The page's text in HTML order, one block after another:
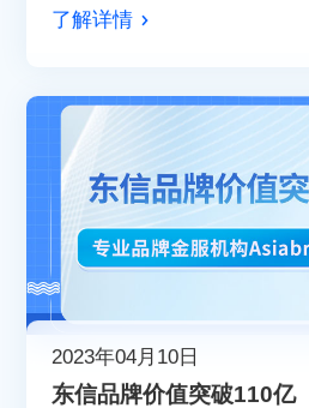
了解详情
2023年04月10日
东信品牌价值突破110亿